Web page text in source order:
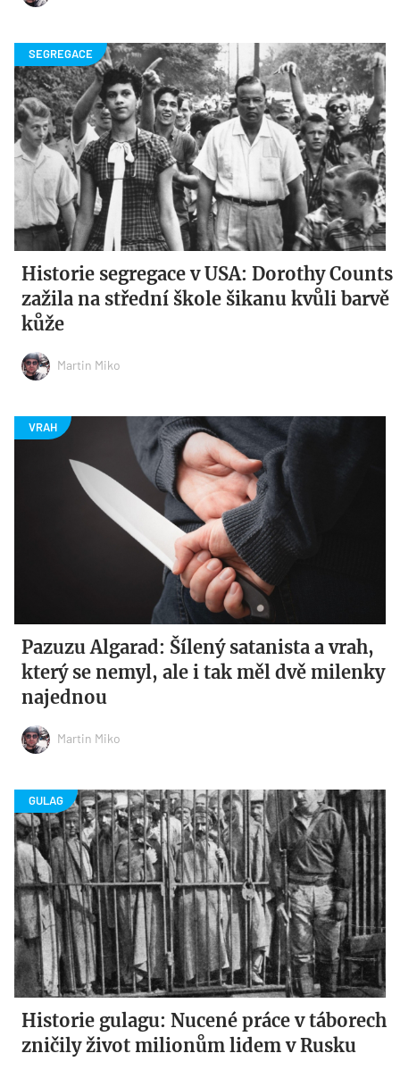
Historie segregace v USA: Dorothy Counts
zažila na střední škole šikanu kvůli barvě
kůže
Martin Miko
Pazuzu Algarad: Šílený satanista a vrah,
který se nemyl, ale i tak měl dvě milenky
najednou
Martin Miko
Historie gulagu: Nucené práce v táborech
zničily život milionům lidem v Rusku